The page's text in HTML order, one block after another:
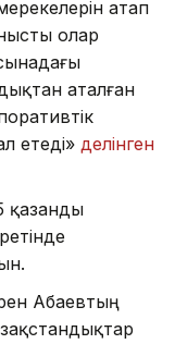
атап
олар
аталған
етеді» делінген
қазанды
Абаевтың